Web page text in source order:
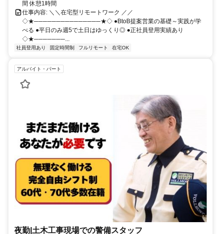
間 休憩1時間
仕事内容: ＼＼在宅型リモートワーク ／／
◇★───────────────★◇ ●BtoB提案営業の基礎～実践が学
べる ●平日のみ週5で土日はゆっくり◎ ●正社員登用実績あり
◇★───────...
社員登用あり 固定時間制 フルリモート 在宅OK
アルバイト・パート
夜勤|土木工事現場での警備スタッフ